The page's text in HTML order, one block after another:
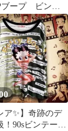
ブープ ビンテ
袖Tシャツ オ
ャル
ア✨】奇跡のデ
！90sビンテージ